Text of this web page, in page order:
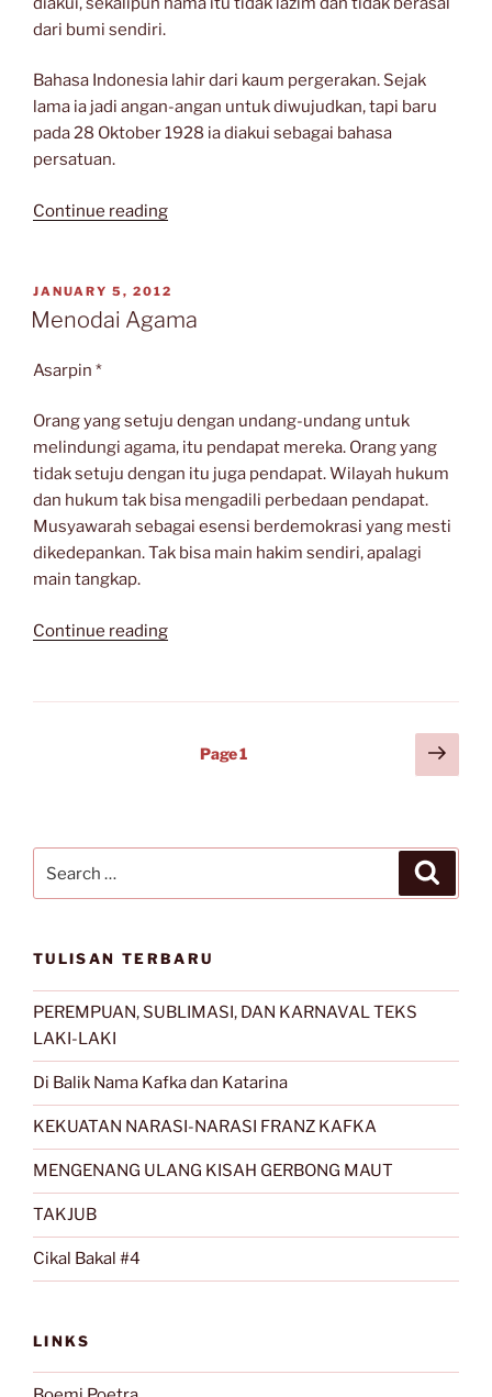
dari bumi sendiri.
Bahasa Indonesia lahir dari kaum pergerakan. Sejak
lama ia jadi angan-angan untuk diwujudkan, tapi baru
pada 28 Oktober 1928 ia diakui sebagai bahasa
persatuan.
Continue reading“Indonesianisasi
POSTED
ON
JANUARY 5, 2012
Menodai Agama
Asarpin *
Orang yang setuju dengan undang-undang untuk
melindungi agama, itu pendapat mereka. Orang yang
tidak setuju dengan itu juga pendapat. Wilayah hukum
dan hukum tak bisa mengadili perbedaan pendapat.
Musyawarah sebagai esensi berdemokrasi yang mesti
dikedepankan. Tak bisa main hakim sendiri, apalagi
main tangkap.
Continue reading“Menodai
Page1
Next
page
TULISAN TERBARU
PEREMPUAN, SUBLIMASI, DAN KARNAVAL TEKS
LAKI-LAKI
Di Balik Nama Kafka dan Katarina
KEKUATAN NARASI-NARASI FRANZ KAFKA
MENGENANG ULANG KISAH GERBONG MAUT
TAKJUB
Cikal Bakal #4
LINKS